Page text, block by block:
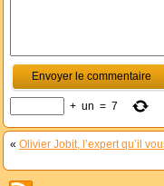
+ un = 7
« Olivier Jobit, l’expert qu’il